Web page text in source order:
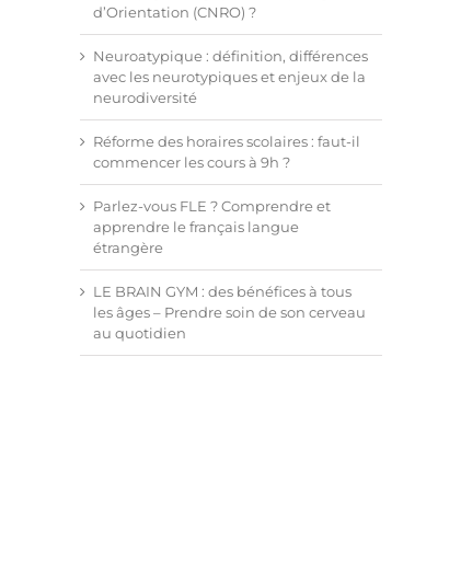
d’Orientation (CNRO) ?
Neuroatypique : définition, différences
avec les neurotypiques et enjeux de la
neurodiversité
Réforme des horaires scolaires : faut-il
commencer les cours à 9h ?
Parlez-vous FLE ? Comprendre et
apprendre le français langue
étrangère
LE BRAIN GYM : des bénéfices à tous
les âges – Prendre soin de son cerveau
au quotidien